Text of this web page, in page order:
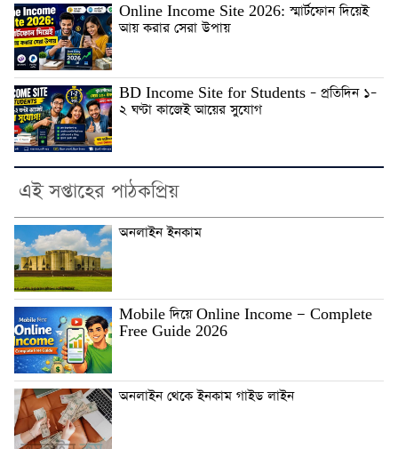
Online Income Site 2026: স্মার্টফোন দিয়েই
আয় করার সেরা উপায়
BD Income Site for Students – প্রতিদিন ১–
২ ঘণ্টা কাজেই আয়ের সুযোগ
এই সপ্তাহের পাঠকপ্রিয়
অনলাইন ইনকাম
Mobile দিয়ে Online Income — Complete
Free Guide 2026
অনলাইন থেকে ইনকাম গাইড লাইন